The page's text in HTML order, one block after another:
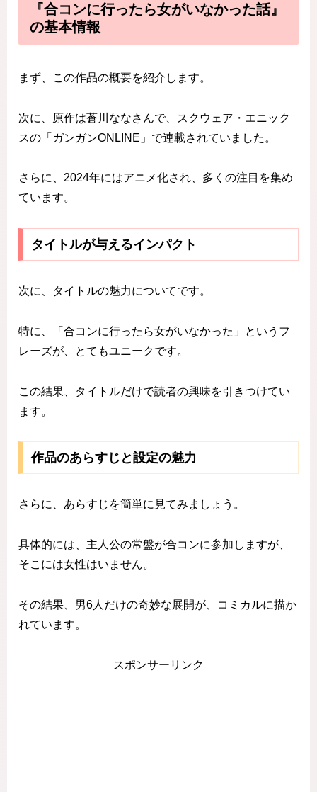
『合コンに行ったら女がいなかった話』
の基本情報
まず、この作品の概要を紹介します。
次に、原作は蒼川ななさんで、スクウェア・エニック
スの「ガンガンONLINE」で連載されていました。
さらに、2024年にはアニメ化され、多くの注目を集め
ています。
タイトルが与えるインパクト
次に、タイトルの魅力についてです。
特に、「合コンに行ったら女がいなかった」というフ
レーズが、とてもユニークです。
この結果、タイトルだけで読者の興味を引きつけてい
ます。
作品のあらすじと設定の魅力
さらに、あらすじを簡単に見てみましょう。
具体的には、主人公の常盤が合コンに参加しますが、
そこには女性はいません。
その結果、男6人だけの奇妙な展開が、コミカルに描か
れています。
スポンサーリンク